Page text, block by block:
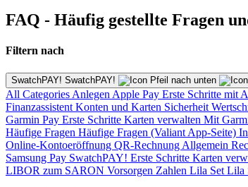
FAQ - Häufig gestellte Fragen
Filtern nach
SwatchPAY! SwatchPAY!
All Categories Anlegen Apple Pay Erste Schritte mit
Finanzassistent Konten und Karten Sicherheit
Garmin Pay Erste Schritte Karten verwalten Mit
Häufige Fragen Häufige Fragen (Valiant App-Seite)
Online-Kontoeröffnung QR-Rechnung Allgemein
Samsung Pay SwatchPAY! Erste Schritte Karten
LIBOR zum SARON Vorsorgen Zahlen Lila Set Lila